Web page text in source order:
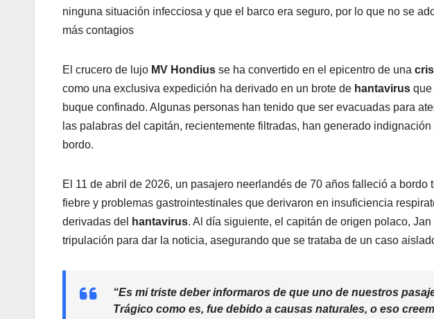
ninguna situación infecciosa y que el barco era seguro, por lo que no se
más contagios
El crucero de lujo MV Hondius se ha convertido en el epicentro de una
como una exclusiva expedición ha derivado en un brote de hantavirus que
buque confinado. Algunas personas han tenido que ser evacuadas para
las palabras del capitán, recientemente filtradas, han generado
bordo.
El 11 de abril de 2026, un pasajero neerlandés de 70 años falleció a
fiebre y problemas gastrointestinales que derivaron en insuficiencia
derivadas del
hantavirus. Al día siguiente, el capitán de origen polaco,
tripulación para dar la noticia, asegurando que se trataba de un caso
“Es mi triste deber informaros de que uno de nuestros
Trágico como es, fue debido a causas naturales, o eso